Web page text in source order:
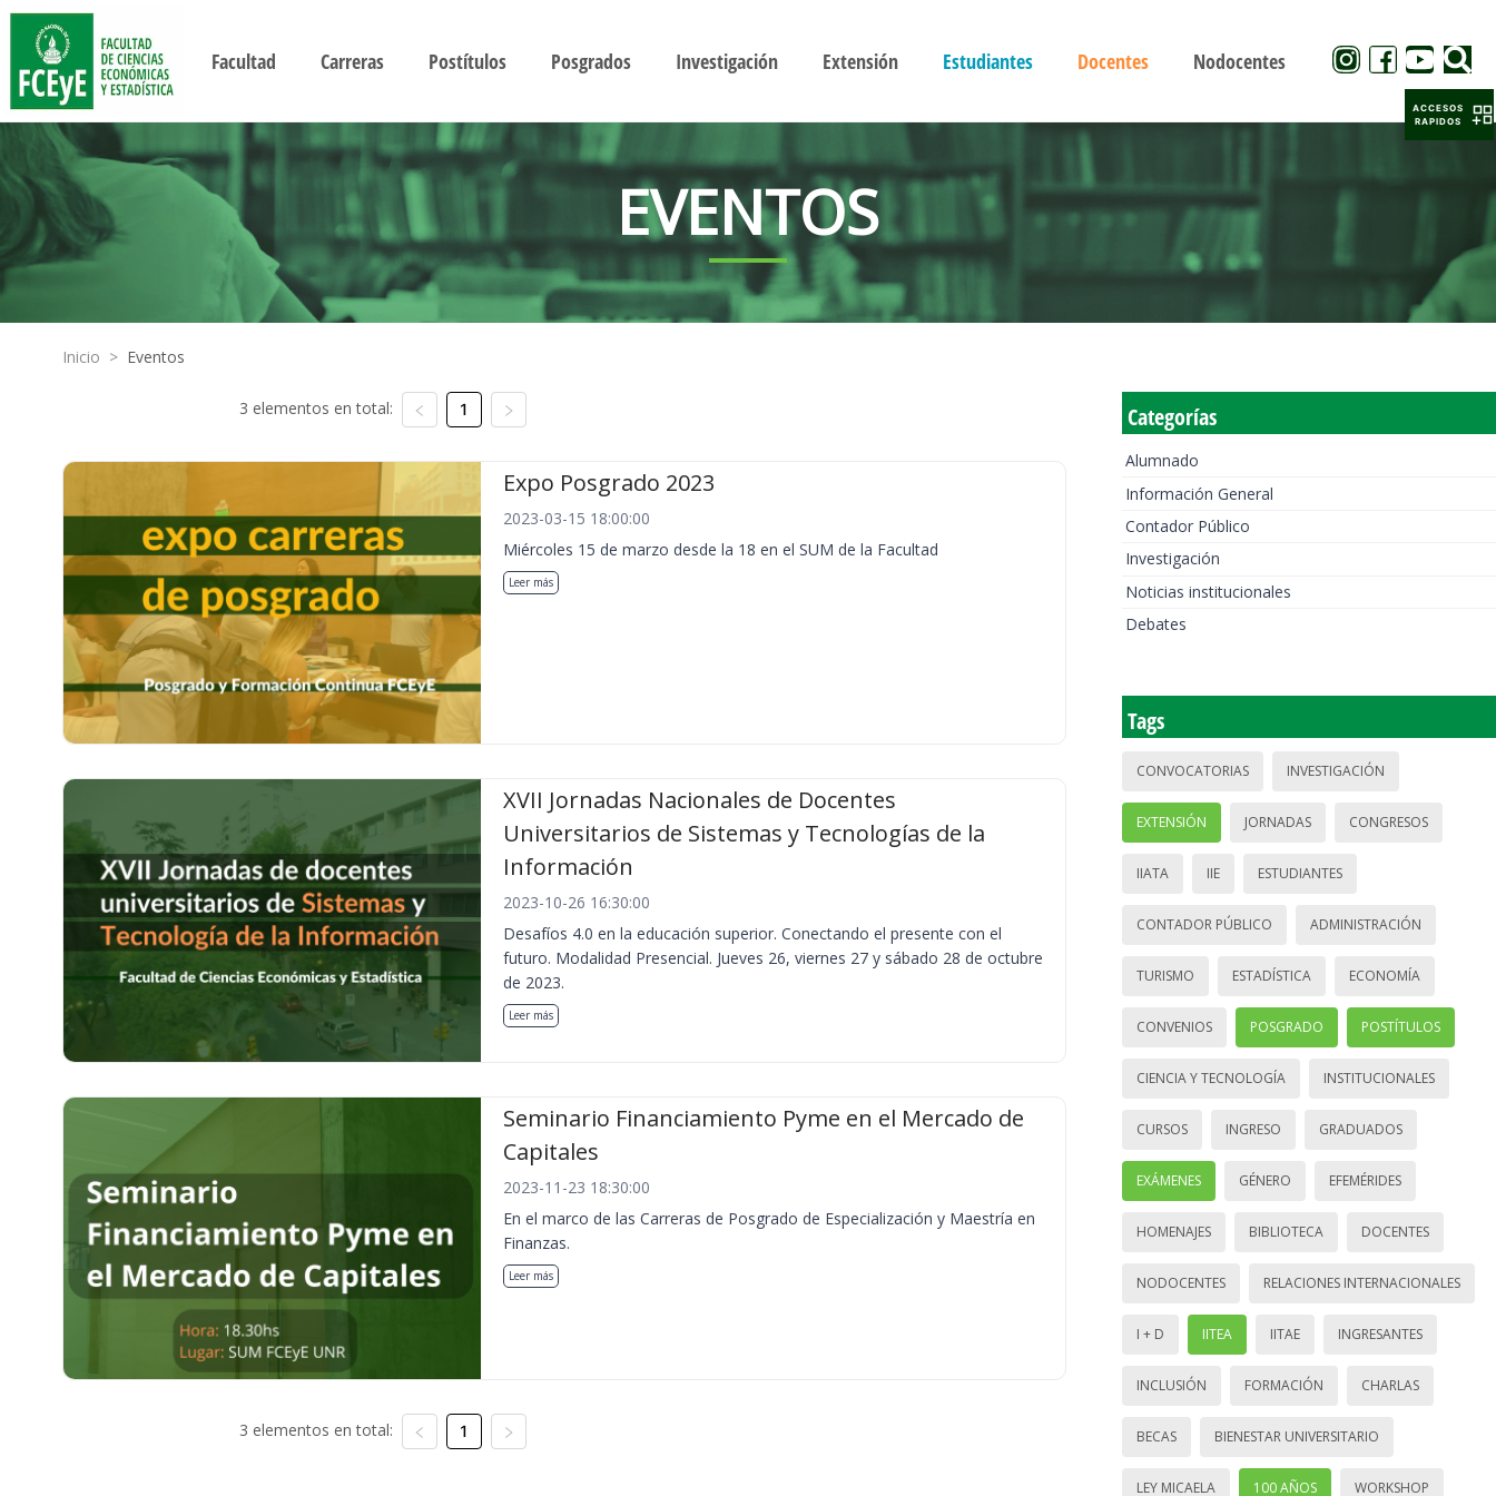
Facultad Carreras Postítulos Posgrados Investigación Extensión Estudiantes Docentes Nodocentes
EVENTOS
Inicio > Eventos
3 elementos en total: 1
Expo Posgrado 2023
2023-03-15 18:00:00
Miércoles 15 de marzo desde la 18 en el SUM de la Facultad
Leer más
XVII Jornadas Nacionales de Docentes
Universitarios de Sistemas y Tecnologías de la
Información
2023-10-26 16:30:00
Desafíos 4.0 en la educación superior. Conectando el presente con el
futuro. Modalidad Presencial. Jueves 26, viernes 27 y sábado 28 de octubre
de 2023.
Leer más
Seminario Financiamiento Pyme en el Mercado de
Capitales
2023-11-23 18:30:00
En el marco de las Carreras de Posgrado de Especialización y Maestría en
Finanzas.
Leer más
3 elementos en total: 1
Categorías
Alumnado
Información General
Contador Público
Investigación
Noticias institucionales
Debates
Tags
CONVOCATORIAS INVESTIGACIÓN
EXTENSIÓN JORNADAS CONGRESOS
IIATA IIE ESTUDIANTES
CONTADOR PÚBLICO ADMINISTRACIÓN
TURISMO ESTADÍSTICA ECONOMÍA
CONVENIOS POSGRADO POSTÍTULOS
CIENCIA Y TECNOLOGÍA INSTITUCIONALES
CURSOS INGRESO GRADUADOS
EXÁMENES GÉNERO EFEMÉRIDES
HOMENAJES BIBLIOTECA DOCENTES
NODOCENTES RELACIONES INTERNACIONALES
I + D IITEA IITAE INGRESANTES
INCLUSIÓN FORMACIÓN CHARLAS
BECAS BIENESTAR UNIVERSITARIO
LEY MICAELA 100 AÑOS WORKSHOP
ACCESOS
RAPIDOS